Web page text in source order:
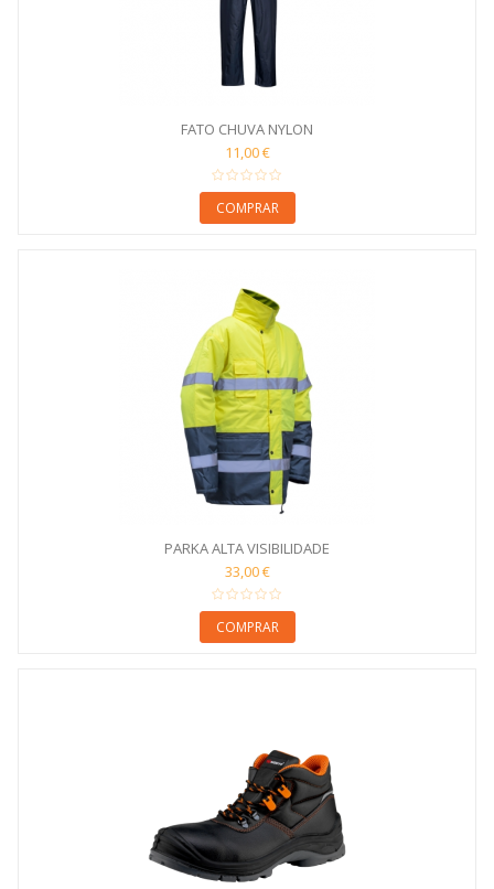
FATO CHUVA NYLON
11,00 €
COMPRAR
PARKA ALTA VISIBILIDADE
33,00 €
COMPRAR